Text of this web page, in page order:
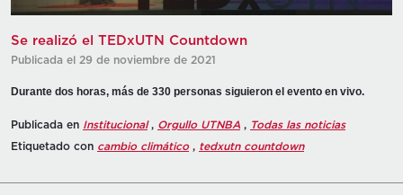
Se realizó el TEDxUTN Countdown
Publicada el 29 de noviembre de 2021
Durante dos horas, más de 330 personas siguieron el evento en vivo.
Publicada en Institucional, Orgullo UTNBA , Todas las noticias
Etiquetado con cambio climático, tedxutn countdown